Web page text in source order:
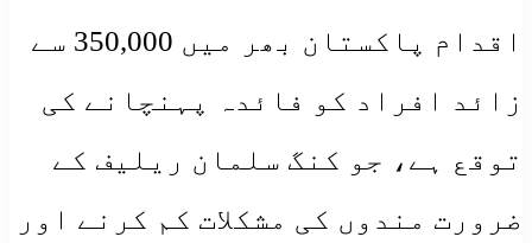
اقدام پاکستان بھر میں 350,000 سے
زائد افراد کو فائدہ پہنچانے کی
توقع ہے، جو کنگ سلمان ریلیف کے
ضرورت مندوں کی مشکلات کم کرنے اور